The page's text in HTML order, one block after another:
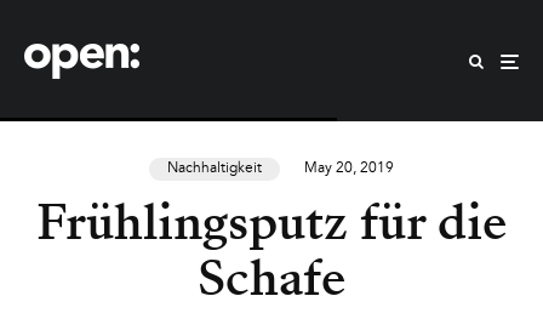
Nachhaltigkeit May 20, 2019
Frühlingsputz für die
Schafe